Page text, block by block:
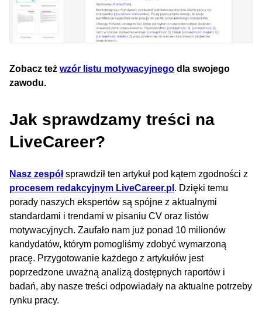
Zobacz też wzór listu motywacyjnego dla swojego
zawodu.
Jak sprawdzamy treści na
LiveCareer?
Nasz zespółsprawdził ten artykuł pod kątem zgodności z
procesem redakcyjnym LiveCareer.pl . Dzięki temu
porady naszych ekspertów są spójne z aktualnymi
standardami i trendami w pisaniu CV oraz listów
motywacyjnych. Zaufało nam już ponad 10 milionów
kandydatów, którym pomogliśmy zdobyć wymarzoną
pracę. Przygotowanie każdego z artykułów jest
poprzedzone uważną analizą dostępnych raportów i
badań, aby nasze treści odpowiadały na aktualne potrzeby
rynku pracy.